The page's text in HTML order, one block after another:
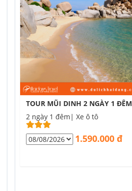
TOUR MŨI DINH 2 NGÀY 1 ĐÊM
2 ngày 1 đêm| Xe ô tô
1.590.000 đ